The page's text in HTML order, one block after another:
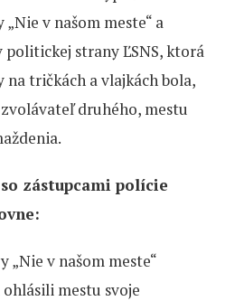
v našom meste“ a
politickej strany ĽSNS, ktorá
na tričkách a vlajkách bola,
druhého, mestu
zástupcami polície
v našom meste“
mestu svoje